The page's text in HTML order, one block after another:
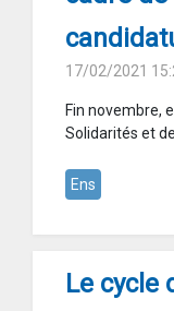
17/02/2021
Fin novembre,
Solidarités et
Ens
Le cycle